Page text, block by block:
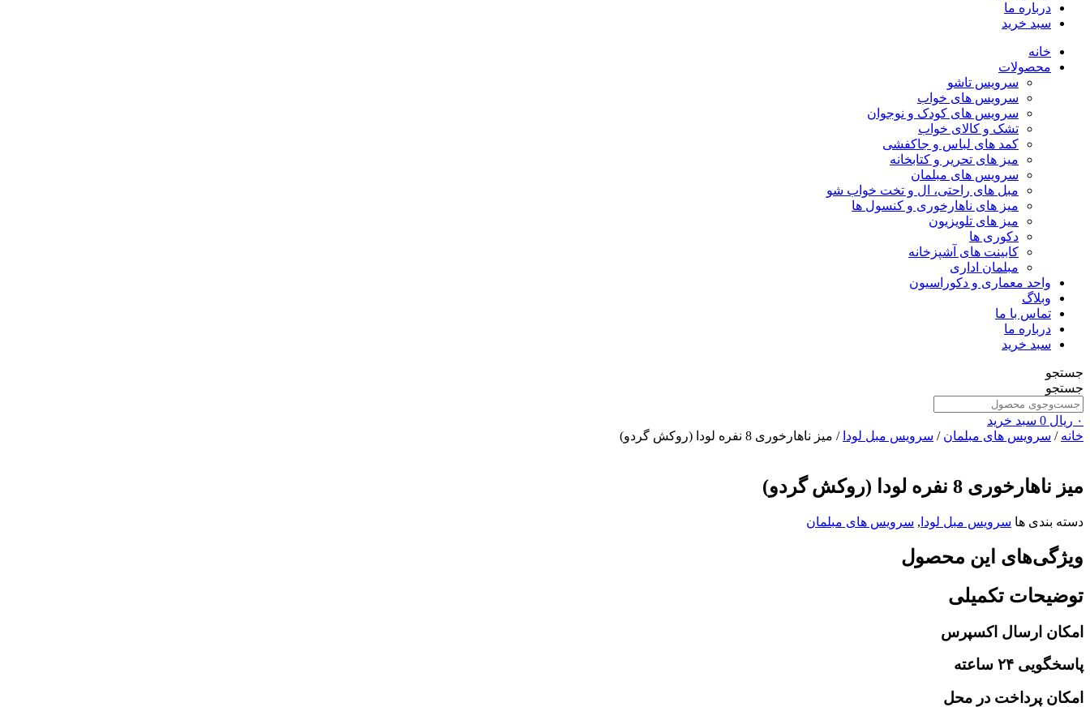
درباره ما
سبد خرید
خانه
محصولات
سرویس تاشو
سرویس های خواب
سرویس های کودک و نوجوان
تشک و کالای خواب
کمد های لباس و جاکفشی
میز های تحریر و کتابخانه
سرویس های مبلمان
مبل های راحتی، ال و تخت خواب شو
میز های ناهارخوری و کنسول ها
میز های تلویزیون
دکوری ها
کابینت های آشپزخانه
مبلمان اداری
واحد معماری و دکوراسیون
وبلاگ
تماس با ما
درباره ما
سبد خرید
جستجو
جستجو
۰ ریال 0 سبد خرید
خانه / سرویس های مبلمان / سرویس مبل لودا / میز ناهارخوری 8 نفره لودا (روکش گردو)
میز ناهارخوری 8 نفره لودا (روکش گردو)
دسته بندی ها سرویس مبل لودا , سرویس های مبلمان
ویژگی‌های این محصول
توضیحات تکمیلی
امکان ارسال اکسپرس
پاسخگویی ۲۴ ساعته
امکان پرداخت در محل